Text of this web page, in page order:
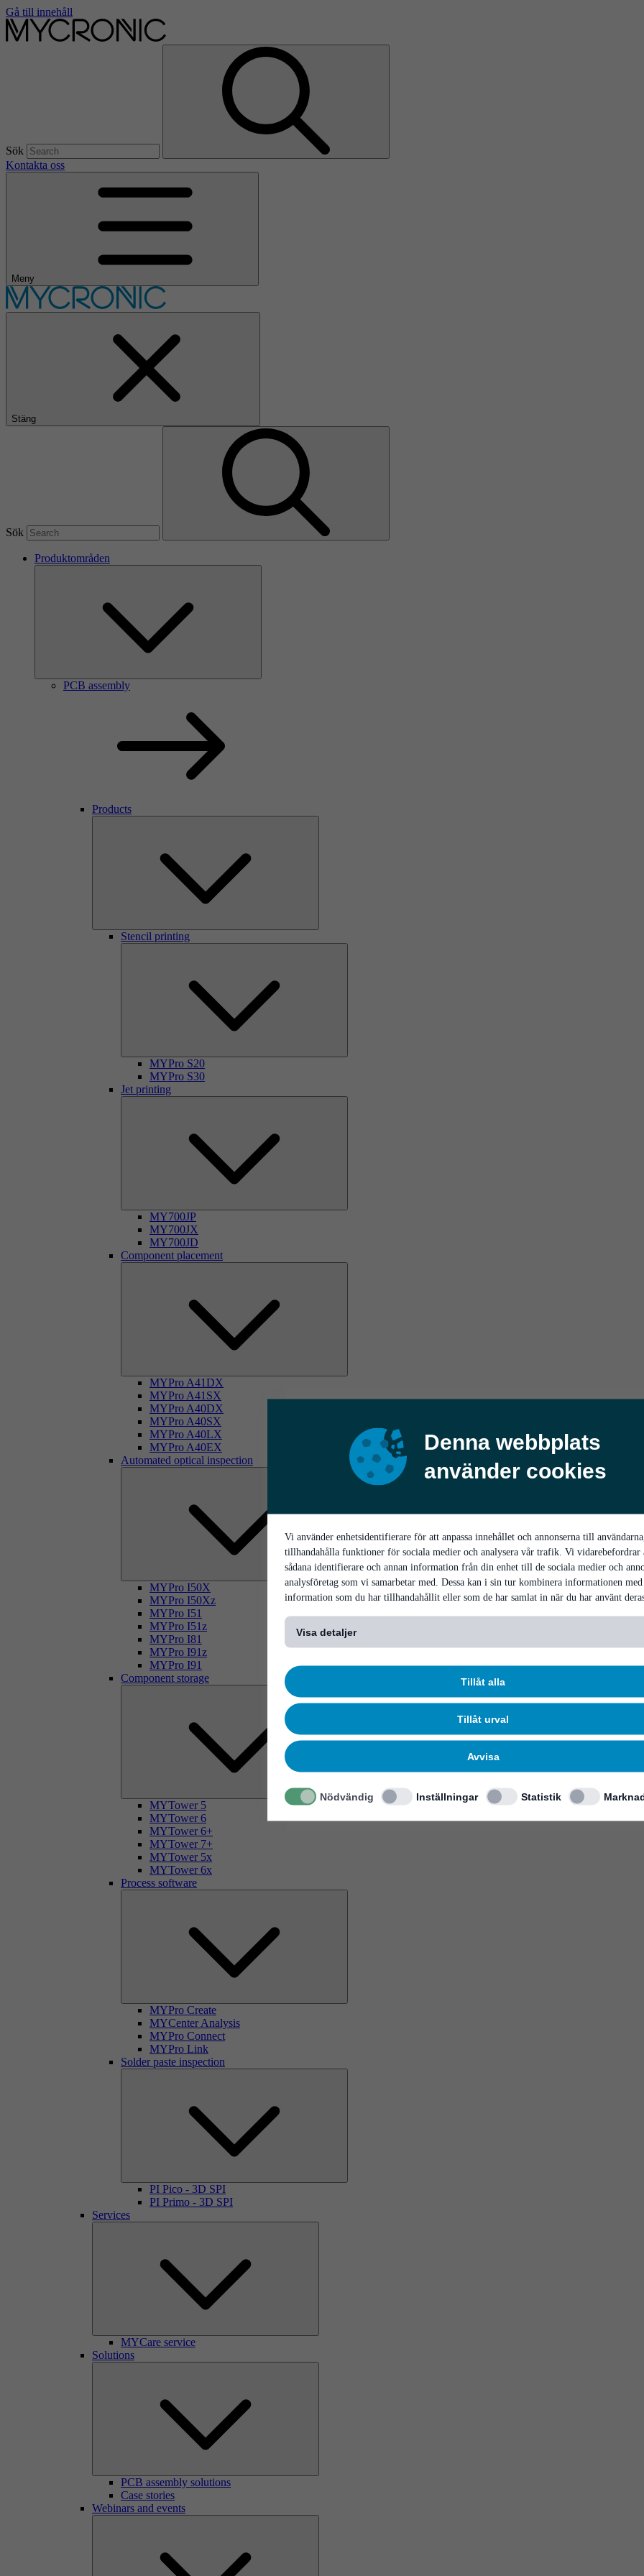
Denna webbplats
använder cookies
Vi använder enhetsidentifierare för att anpassa innehållet och annonserna till användarna,
tillhandahålla funktioner för sociala medier och analysera vår trafik. Vi vidarebefordrar
sådana identifierare och annan information från din enhet till de sociala medier och
analysföretag som vi samarbetar med. Dessa kan i sin tur kombinera informationen med
information som du har tillhandahållit eller som de har samlat in när du har använt
Visa detaljer
Tillåt alla
Tillåt urval
Avvisa
Nödvändig Inställningar Statistik
Gå till innehåll
Sök
Kontakta oss
Meny
Stäng
Sök
Produktområden
PCB assembly
Products
Stencil printing
MYPro S20
MYPro S30
Jet printing
MY700JP
MY700JX
MY700JD
Component placement
MYPro A41DX
MYPro A41SX
MYPro A40DX
MYPro A40SX
MYPro A40LX
MYPro A40EX
Automated optical inspection
MYPro I50X
MYPro I50Xz
MYPro I51
MYPro I51z
MYPro I81
MYPro I91z
MYPro I91
Component storage
MYTower 5
MYTower 6
MYTower 6+
MYTower 7+
MYTower 5x
MYTower 6x
Process software
MYPro Create
MYCenter Analysis
MYPro Connect
MYPro Link
Solder paste inspection
PI Pico - 3D SPI
PI Primo - 3D SPI
Services
MYCare service
Solutions
PCB assembly solutions
Case stories
Webinars and events